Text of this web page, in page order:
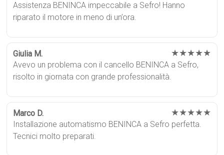
Assistenza BENINCA impeccabile a Sefro! Hanno
riparato il motore in meno di un’ora.
Giulia M. ★★★★★
Avevo un problema con il cancello BENINCA a Sefro,
risolto in giornata con grande professionalità.
Marco D. ★★★★★
Installazione automatismo BENINCA a Sefro perfetta.
Tecnici molto preparati.